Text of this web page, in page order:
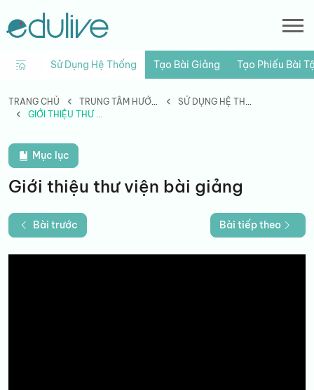
Sử Dụng Hệ Thống Tạo Bài Giảng Tạo Phiếu Bài
TRANG CHỦ TRUNG TÂM HƯỚNG DẪN
SỬ DỤNG HỆ THỐNG
GIỚI THIỆU THƯ VIỆN BÀI GIẢNG
Mục lục
Giới thiệu thư viện bài giảng
Bài trước Bài tiếp theo